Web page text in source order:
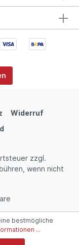
Widerruf
zzgl.
wenn nicht
bestmögliche
...